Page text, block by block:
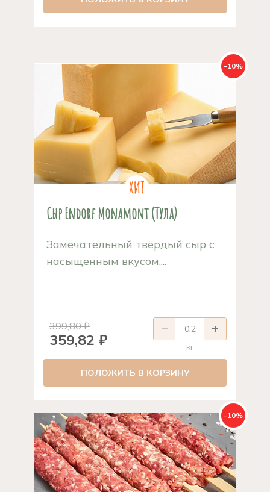
-10%
Сыр Endorf Monamont (Тула)
Замечательный твёрдый сыр с
насыщенным вкусом....
399,80 ₽
359,82 ₽ кг
ПОЛОЖИТЬ В КОРЗИНУ
-10%